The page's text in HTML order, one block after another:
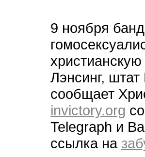
9 ноября
Лэнсинг,
сообщает
invictory.org
Telegraph и
ссылка на